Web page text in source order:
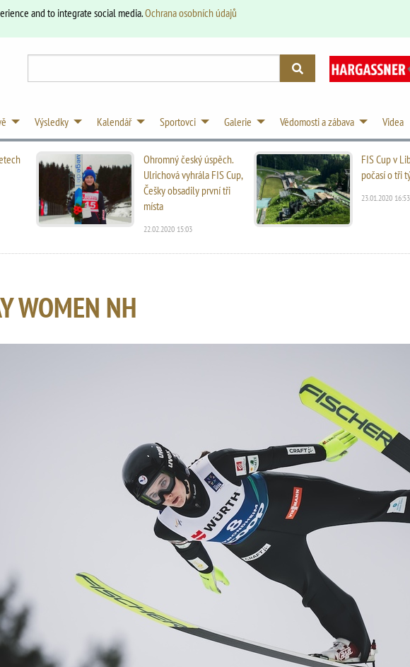
and to integrate social media.Ochrana osobních údajů
Výsledky Kalendář Sportovci Galerie Vědomosti a zábava Videa
Ohromný český úspěch.
Ulrichová vyhrála FIS Cup,
Češky obsadily první tři
místa
22.02.2020 15:03
FIS Cup v
počasí o tři
23.01.2020 16:53
WOMEN NH